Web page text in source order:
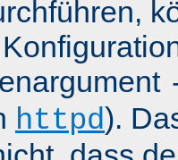
httpd).